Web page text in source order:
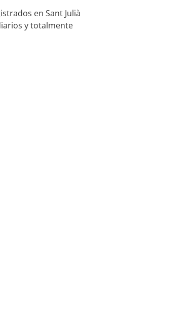
en Sant Julià
y totalmente